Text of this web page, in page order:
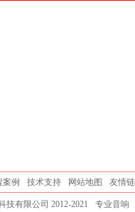
案例 技术支持 网站地图 友情
技有限公司 2012-2021 专业音响